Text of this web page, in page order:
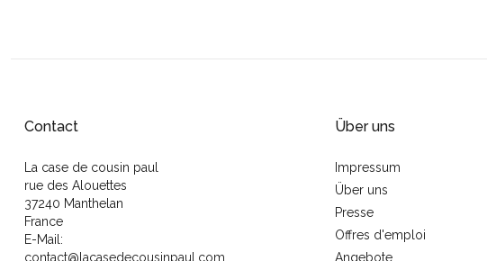
Contact
La case de cousin paul
rue des Alouettes
37240 Manthelan
France
E-Mail:
contact@lacasedecousinpaul.com
Über uns
Impressum
Über uns
Presse
Offres d'emploi
Angebote